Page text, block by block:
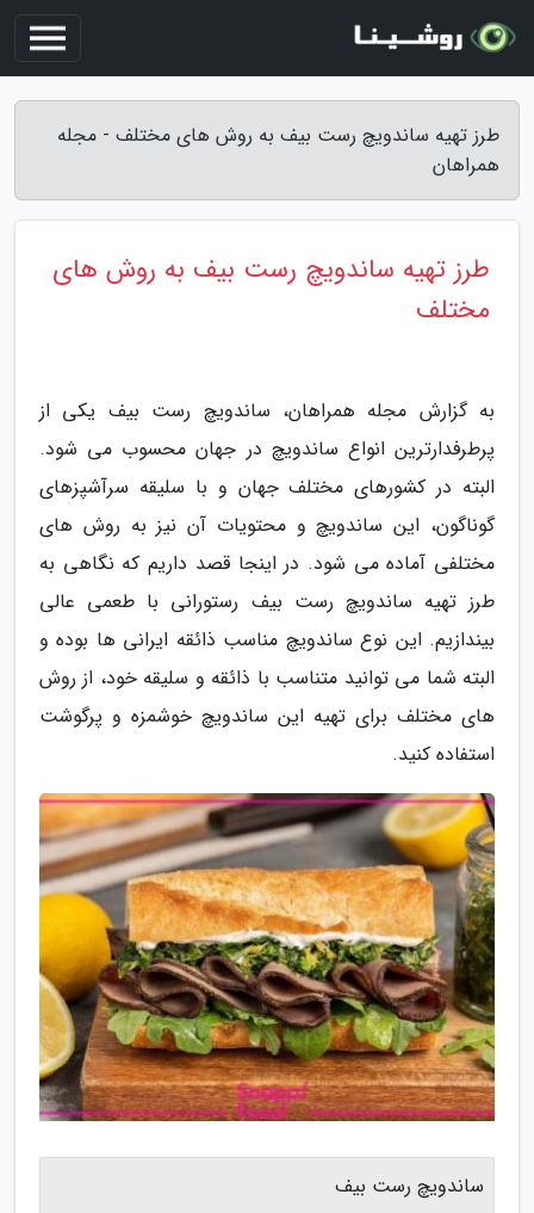
طرز تهیه ساندویچ رست بیف به روش های مختلف - مجله
همراهان
طرز تهیه ساندویچ رست بیف به روش های
مختلف
به گزارش مجله همراهان، ساندویچ رست بیف یکی از
پرطرفدارترین انواع ساندویچ در جهان محسوب می شود.
البته در کشورهای مختلف جهان و با سلیقه سرآشپزهای
گوناگون، این ساندویچ و محتویات آن نیز به روش های
مختلفی آماده می شود. در اینجا قصد داریم که نگاهی به
طرز تهیه ساندویچ رست بیف رستورانی با طعمی عالی
بیندازیم. این نوع ساندویچ مناسب ذائقه ایرانی ها بوده و
البته شما می توانید متناسب با ذائقه و سلیقه خود، از روش
های مختلف برای تهیه این ساندویچ خوشمزه و پرگوشت
استفاده کنید.
ساندویچ رست بیف